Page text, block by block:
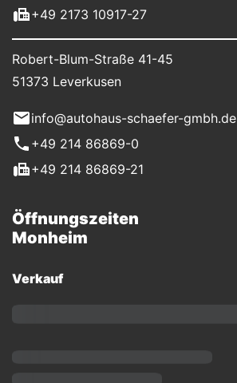
+49 2173 10917-27
Robert-Blum-Straße 41-45
51373 Leverkusen
info@autohaus-schaefer-gmbh.de
+49 214 86869-0
+49 214 86869-21
Öffnungszeiten
Monheim
Verkauf